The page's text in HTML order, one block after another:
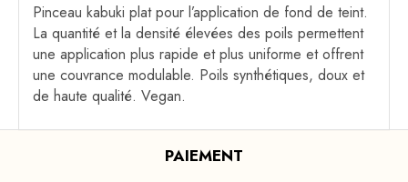
Pinceau kabuki plat pour l’application de fond de teint.
La quantité et la densité élevées des poils permettent
une application plus rapide et plus uniforme et offrent
une couvrance modulable. Poils synthétiques, doux et
de haute qualité. Vegan.
PAIEMENT